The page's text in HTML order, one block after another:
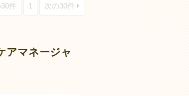
件 1 次の30件
アマネージャ